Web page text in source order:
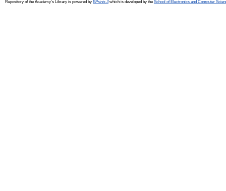
Repository of the Academy's Library is powered by EPrints 3which is developed by the School of Electronics and Computer